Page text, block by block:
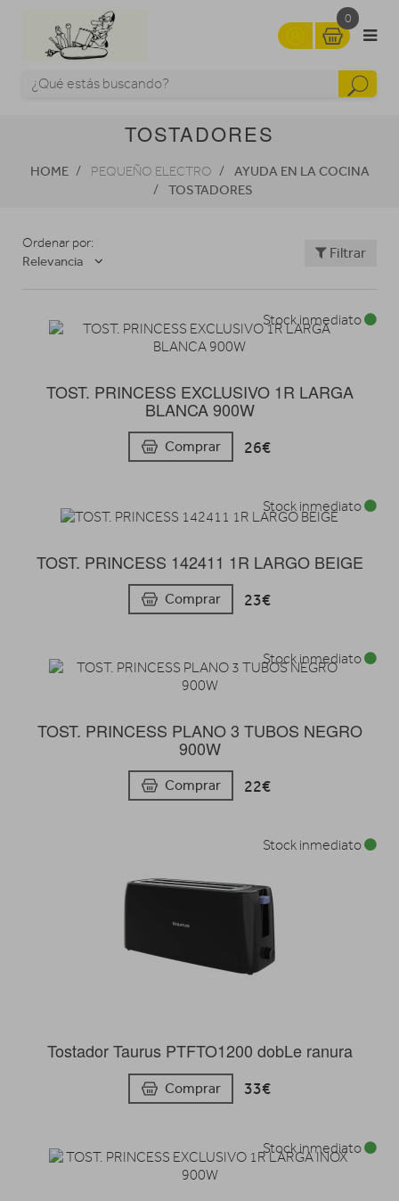
0
TOSTADORES
HOME PEQUEÑO ELECTRO
AYUDA EN LA COCINA
TOSTADORES
Ordenar por:
Relevancia
Filtrar
TOST. PRINCESS EXCLUSIVO 1R LARGA
BLANCA 900W
Comprar 26€
Stock inmediato
TOST. PRINCESS 142411 1R LARGO BEIGE
Comprar 23€
Stock inmediato
TOST. PRINCESS PLANO 3 TUBOS NEGRO
900W
Comprar 22€
Stock inmediato
Tostador Taurus PTFTO1200 dobLe ranura
Comprar 33€
Stock inmediato
Stock inmediato